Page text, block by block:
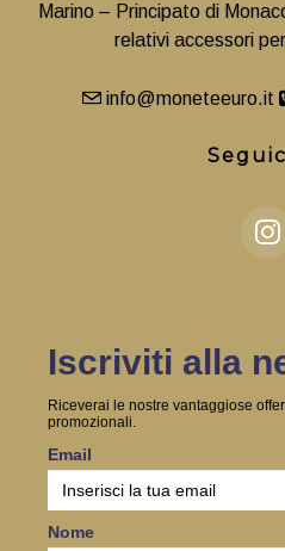
Marino – Principato di
relativi accessori
info@moneteeuro.it
Iscriviti alla
Riceverai le nostre vantaggiose
promozionali.
Email
Nome